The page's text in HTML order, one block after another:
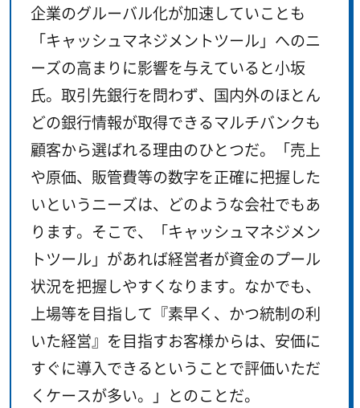
企業のグルーバル化が加速していことも
「キャッシュマネジメントツール」へのニ
ーズの高まりに影響を与えていると小坂
氏。取引先銀行を問わず、国内外のほとん
どの銀行情報が取得できるマルチバンクも
顧客から選ばれる理由のひとつだ。「売上
や原価、販管費等の数字を正確に把握した
いというニーズは、どのような会社でもあ
ります。そこで、「キャッシュマネジメン
トツール」があれば経営者が資金のプール
状況を把握しやすくなります。なかでも、
上場等を目指して『素早く、かつ統制の利
いた経営』を目指すお客様からは、安価に
すぐに導入できるということで評価いただ
くケースが多い。」とのことだ。